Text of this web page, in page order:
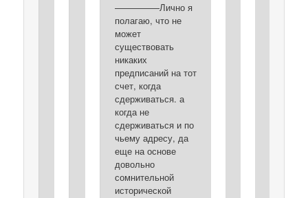
—————Лично я
полагаю, что не
может
существовать
никаких
предписаний на тот
счет, когда
сдерживаться. а
когда не
сдерживаться и по
чьему адресу, да
еще на основе
довольно
сомнительной
исторической